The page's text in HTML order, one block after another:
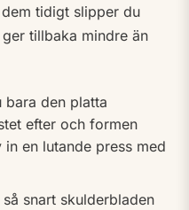
tidigt slipper du
tillbaka mindre än
bara den platta
efter och formen
en lutande press med
så snart skulderbladen